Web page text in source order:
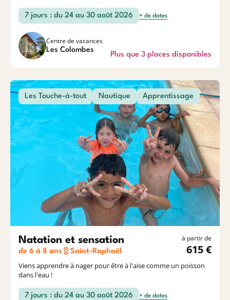
7 jours : du 24 au 30 août 2026 + de dates
Centre de vacances
Les Colombes
Plus que 3 places disponibles
Les Touche-à-tout Nautique Apprentissage
Natation et sensation
de 6 à 8 ans Saint-Raphaël
à partir de
615 €
Viens apprendre à nager pour être à l'aise comme un poisson
dans l'eau !
7 jours : du 24 au 30 août 2026 + de dates